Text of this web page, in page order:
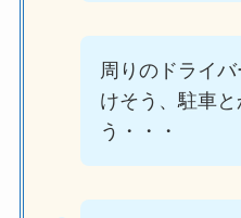
周りのドライ
けそう、駐車
う・・・